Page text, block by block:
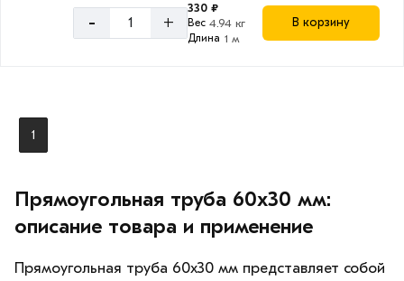
- +
330 ₽
Вес 4.94 кг
Длина 1 м
В корзину
1
Прямоугольная труба 60х30 мм:
описание товара и применение
Прямоугольная труба 60х30 мм представляет собой